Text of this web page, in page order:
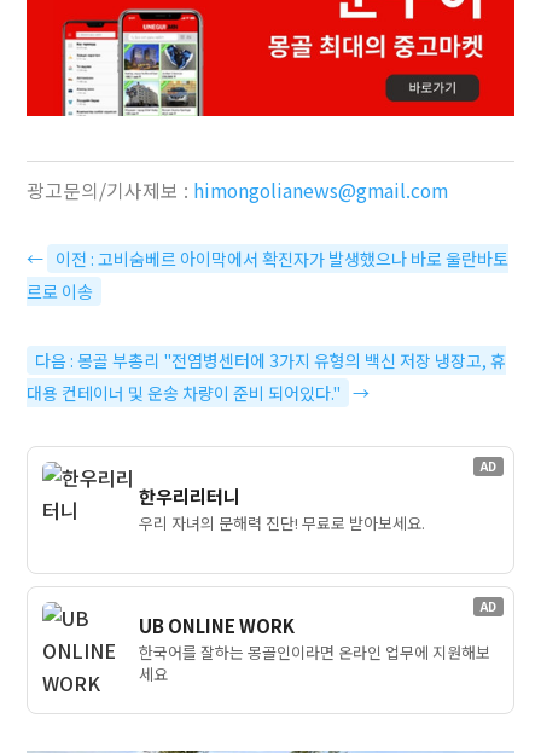
광고문의/기사제보 : himongolianews@gmail.com
← 이전 : 고비숨베르 아이막에서 확진자가 발생했으나 바로 울란바토
르로 이송
다음 : 몽골 부총리 "전염병센터에 3가지 유형의 백신 저장 냉장고, 휴
대용 컨테이너 및 운송 차량이 준비 되어있다." →
AD
한우리리터니
우리 자녀의 문해력 진단! 무료로 받아보세요.
AD
UB ONLINE WORK
한국어를 잘하는 몽골인이라면 온라인 업무에 지원해보
세요